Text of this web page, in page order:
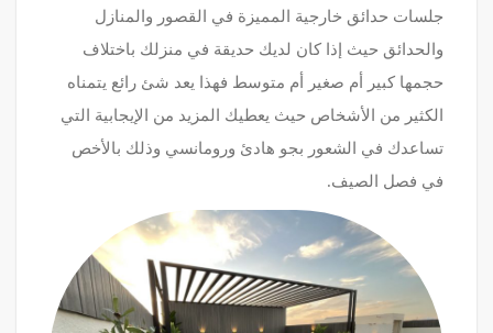
جلسات حدائق خارجية المميزة في القصور والمنازل
والحدائق حيث إذا كان لديك حديقة في منزلك باختلاف
حجمها كبير أم صغير أم متوسط فهذا يعد شئ رائع يتمناه
الكثير من الأشخاص حيث يعطيك المزيد من الإيجابية التي
تساعدك في الشعور بجو هادئ ورومانسي وذلك بالأخص
في فصل الصيف.